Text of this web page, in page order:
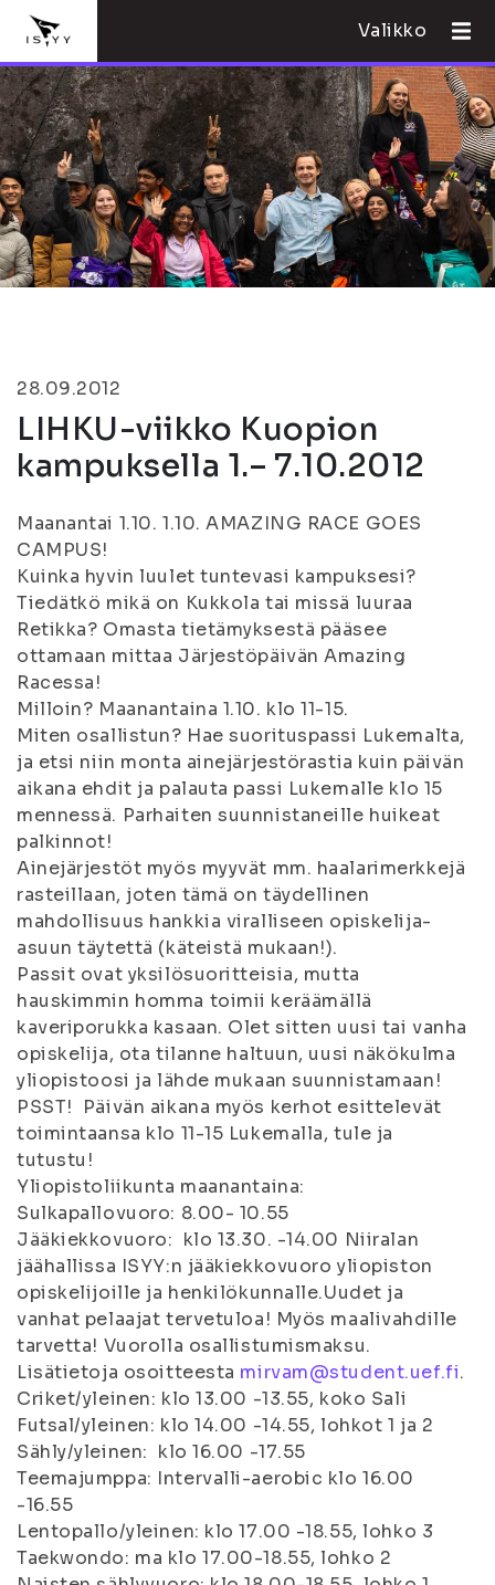
Valikko
28.09.2012
LIHKU-viikko Kuopion
kampuksella 1.– 7.10.2012
Maanantai 1.10. 1.10. AMAZING RACE GOES
CAMPUS!
Kuinka hyvin luulet tuntevasi kampuksesi?
Tiedätkö mikä on Kukkola tai missä luuraa
Retikka? Omasta tietämyksestä pääsee
ottamaan mittaa Järjestöpäivän Amazing
Racessa!
Milloin? Maanantaina 1.10. klo 11-15.
Miten osallistun? Hae suorituspassi Lukemalta,
ja etsi niin monta ainejärjestörastia kuin päivän
aikana ehdit ja palauta passi Lukemalle klo 15
mennessä. Parhaiten suunnistaneille huikeat
palkinnot!
Ainejärjestöt myös myyvät mm. haalarimerkkejä
rasteillaan, joten tämä on täydellinen
mahdollisuus hankkia viralliseen opiskelija-
asuun täytettä (käteistä mukaan!).
Passit ovat yksilösuoritteisia, mutta
hauskimmin homma toimii keräämällä
kaveriporukka kasaan. Olet sitten uusi tai vanha
opiskelija, ota tilanne haltuun, uusi näkökulma
yliopistoosi ja lähde mukaan suunnistamaan!
PSST! Päivän aikana myös kerhot esittelevät
toimintaansa klo 11-15 Lukemalla, tule ja
tutustu!
Yliopistoliikunta maanantaina:
Sulkapallovuoro: 8.00- 10.55
Jääkiekkovuoro: klo 13.30. -14.00 Niiralan
jäähallissa ISYY:n jääkiekkovuoro yliopiston
opiskelijoille ja henkilökunnalle.Uudet ja
vanhat pelaajat tervetuloa! Myös maalivahdille
tarvetta! Vuorolla osallistumismaksu.
Lisätietoja osoitteesta mirvam@student.uef.fi.
Criket/yleinen: klo 13.00 -13.55, koko Sali
Futsal/yleinen: klo 14.00 -14.55, lohkot 1 ja 2
Sähly/yleinen: klo 16.00 -17.55
Teemajumppa: Intervalli-aerobic klo 16.00
-16.55
Lentopallo/yleinen: klo 17.00 -18.55, lohko 3
Taekwondo: ma klo 17.00-18.55, lohko 2